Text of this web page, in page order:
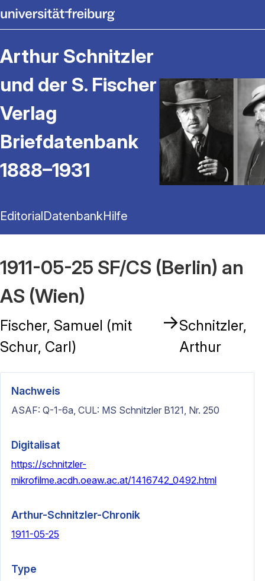
Arthur Schnitzler
und der S. Fischer
Verlag
Briefdatenbank
1888–1931
EditorialDatenbankHilfe
1911-05-25 SF/CS (Berlin) an
AS (Wien)
Fischer, Samuel (mit
Schur, Carl)
→Schnitzler,
Arthur
Nachweis
ASAF: Q-1-6a, CUL: MS Schnitzler B121, Nr. 250
Digitalisat
https://schnitzler-
mikrofilme.acdh.oeaw.ac.at/1416742_0492.html
Arthur-Schnitzler-Chronik
1911-05-25
Type